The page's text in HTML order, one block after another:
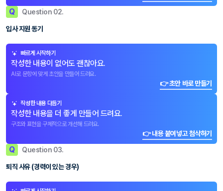
Q Question 02.
입사 지원 동기
빠르게 시작하기
작성한 내용이 없어도 괜찮아요.
AI로 문항에 맞게 초안을 만들어 드려요.
👉 초안 바로 만들기
작성한 내용 다듬기
작성한 내용을 더 좋게 만들어 드려요.
구조와 표현을 구체적으로 개선해 드려요.
👉 내용 붙여넣고 첨삭하기
Q Question 03.
퇴직 사유 (경력이 있는 경우)